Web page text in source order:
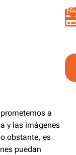
a
y las imágenes
obstante, es
puedan